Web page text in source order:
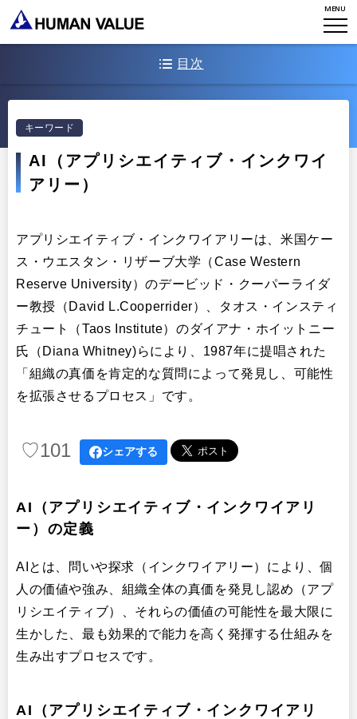
MENU
ミッション・バリュー
タレント開発
出版
プラクティショナー養成
リサーチ
お知らせ
イベント・セミナー
リサーチ
出版
CONTACT
検索
目次
AI（アプリシエイティブ・インクワイアリー）の8つの原理
AI（アプリシエイティブ・インクワイアリー）の展開プロセス種類
AI（アプリシエイティブ・インクワイアリー）の導入展開プロセス例
AI（アプリシエイティブ・インクワイアリー）の実践事例
AI（アプリシエイティブ・インクワイアリー）の世界的ネットワーク
AIインタビューの質問事例
キーワード
AI（アプリシエイティブ・インクワイ
アリー）
アプリシエイティブ・インクワイアリーは、米国ケー
ス・ウエスタン・リザーブ大学（Case Western
Reserve University）のデービッド・クーパーライダ
ー教授（David L.Cooperrider）、タオス・インスティ
チュート（Taos Institute）のダイアナ・ホイットニー
氏（Diana Whitney)らにより、1987年に提唱された
「組織の真価を肯定的な質問によって発見し、可能性
を拡張させるプロセス」です。
♡101 シェアする
AI（アプリシエイティブ・インクワイアリ
ー）の定義
AIとは、問いや探求（インクワイアリー）により、個
人の価値や強み、組織全体の真価を発見し認め（アプ
リシエイティブ）、それらの価値の可能性を最大限に
生かした、最も効果的で能力を高く発揮する仕組みを
生み出すプロセスです。
AI（アプリシエイティブ・インクワイアリ